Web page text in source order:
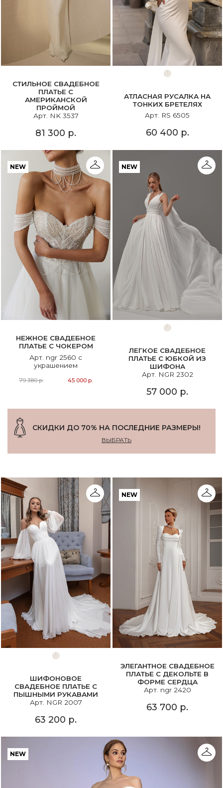
СТИЛЬНОЕ СВАДЕБНОЕ
ПЛАТЬЕ С
АМЕРИКАНСКОЙ
ПРОЙМОЙ
Арт. NK 3537
81 300 р.
АТЛАСНАЯ РУСАЛКА НА
ТОНКИХ БРЕТЕЛЯХ
Арт. RS 6505
60 400 р.
NEW
НЕЖНОЕ СВАДЕБНОЕ
ПЛАТЬЕ С ЧОКЕРОМ
Арт. ngr 2560 с
украшением
79 380 р. 45 000 р.
NEW
ЛЕГКОЕ СВАДЕБНОЕ
ПЛАТЬЕ С ЮБКОЙ ИЗ
ШИФОНА
Арт. NGR 2302
57 000 р.
СКИДКИ ДО 70% НА ПОСЛЕДНИЕ РАЗМЕРЫ!
ВЫБРАТЬ
ШИФОНОВОЕ
СВАДЕБНОЕ ПЛАТЬЕ С
ПЫШНЫМИ РУКАВАМИ
Арт. NGR 2007
63 200 р.
NEW
ЭЛЕГАНТНОЕ СВАДЕБНОЕ
ПЛАТЬЕ С ДЕКОЛЬТЕ В
ФОРМЕ СЕРДЦА
Арт. ngr 2420
63 700 р.
NEW